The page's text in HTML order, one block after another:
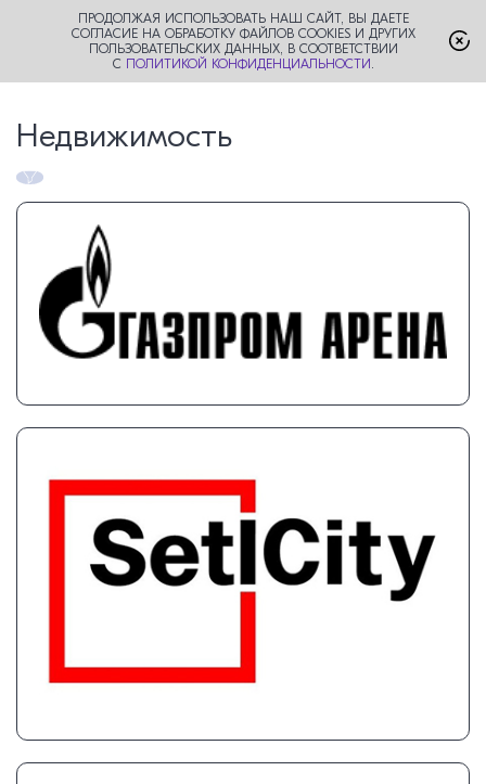
ПРОДОЛЖАЯ ИСПОЛЬЗОВАТЬ НАШ САЙТ, ВЫ ДАЕТЕ
СОГЛАСИЕ НА ОБРАБОТКУ ФАЙЛОВ COOKIES И ДРУГИХ
ПОЛЬЗОВАТЕЛЬСКИХ ДАННЫХ, В СООТВЕТСТВИИ
С ПОЛИТИКОЙ КОНФИДЕНЦИАЛЬНОСТИ .
Недвижимость